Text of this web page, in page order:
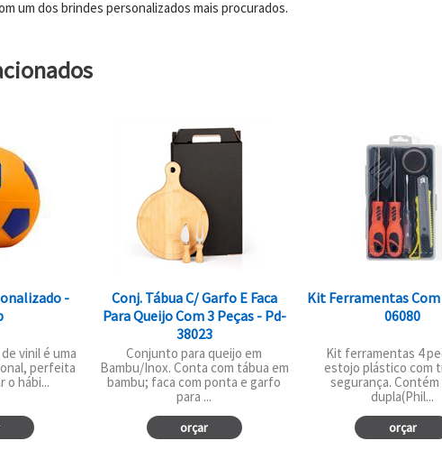
um dos brindes personalizados mais procurados.
-
vinil é uma
perfeita
o hábi...
Conj. Tábua C/ Garfo E Faca
Para Queijo Com 3 Peças - Pd-
38023
Conjunto para queijo em
Bambu/Inox. Conta com tábua em
bambu; faca com ponta e garfo
para ...
orçar
Kit Ferramentas Com
06080
Kit ferramentas 4
estojo plástico com
segurança. Contém
dupla(Phil...
orçar